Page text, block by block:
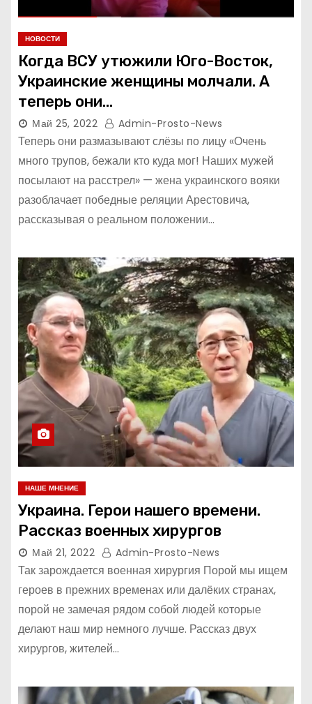
НОВОСТИ
Когда ВСУ утюжили Юго-Восток,
Украинские женщины молчали. А
теперь они…
Май 25, 2022 Admin-Prosto-News
Теперь они размазывают слёзы по лицу «Очень
много трупов, бежали кто куда мог! Наших мужей
посылают на расстрел» — жена украинского вояки
разоблачает победные реляции Арестовича,
рассказывая о реальном положении…
НАШЕ МНЕНИЕ
Украина. Герои нашего времени.
Рассказ военных хирургов
Май 21, 2022 Admin-Prosto-News
Так зарождается военная хирургия Порой мы ищем
героев в прежних временах или далёких странах,
порой не замечая рядом собой людей которые
делают наш мир немного лучше. Рассказ двух
хирургов, жителей…